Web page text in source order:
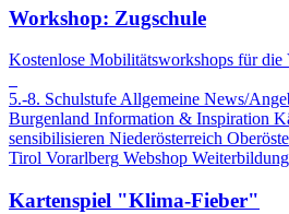
Workshop: Zugschule
Kostenlose Mobilitätsworkshops für die
5.-8. SchulstufeAllgemeine News/
Burgenland Information & Inspiration
sensibilisieren Niederösterreich
Tirol Vorarlberg Webshop Weiterbildung
Kartenspiel "Klima-Fieber"